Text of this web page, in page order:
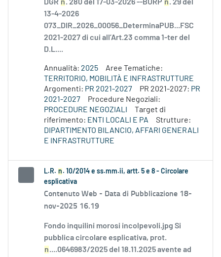
DGR n. 280 del 17-03-2026 --BURP n. 29 del
13-4-2026
073_DIR_2026_00056_DeterminaPUB...FSC
2021-2027 di cui all’Art.23 comma 1-ter del
D.L....
Annualità: 2025
Aree Tematiche:
TERRITORIO, MOBILITÀ E INFRASTRUTTURE
Argomenti: PR 2021-2027 PR 2021-2027: PR
2021-2027
Procedure Negoziali:
PROCEDURE NEGOZIALI
Target di
riferimento: ENTI LOCALI E PA
Strutture:
DIPARTIMENTO BILANCIO, AFFARI GENERALI
E INFRASTRUTTURE
L.R. n . 10/2014 e ss.mm.ii, artt. 5 e 8 - Circolare
esplicativa
Contenuto Web - Data di Pubblicazione 18-
nov-2025 16.19
Fondo inquilini morosi incolpevoli.jpg Si
pubblica circolare esplicativa, prot.
n....0646983/2025 del 18.11.2025 avente ad